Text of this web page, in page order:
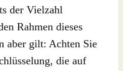
der Vielzahl
Rahmen dieses
aber gilt: Achten Sie
die auf